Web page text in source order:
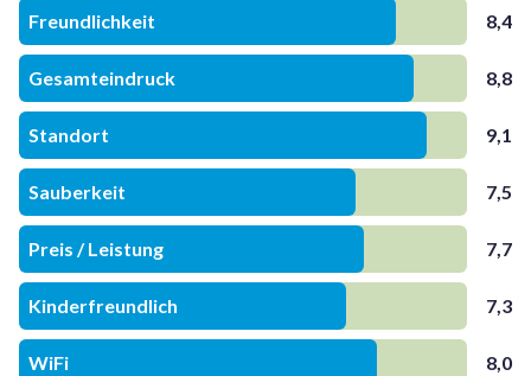
Freundlichkeit 8,4
Gesamteindruck 8,8
Standort 9,1
Sauberkeit 7,5
Preis / Leistung 7,7
Kinderfreundlich 7,3
WiFi 8,0